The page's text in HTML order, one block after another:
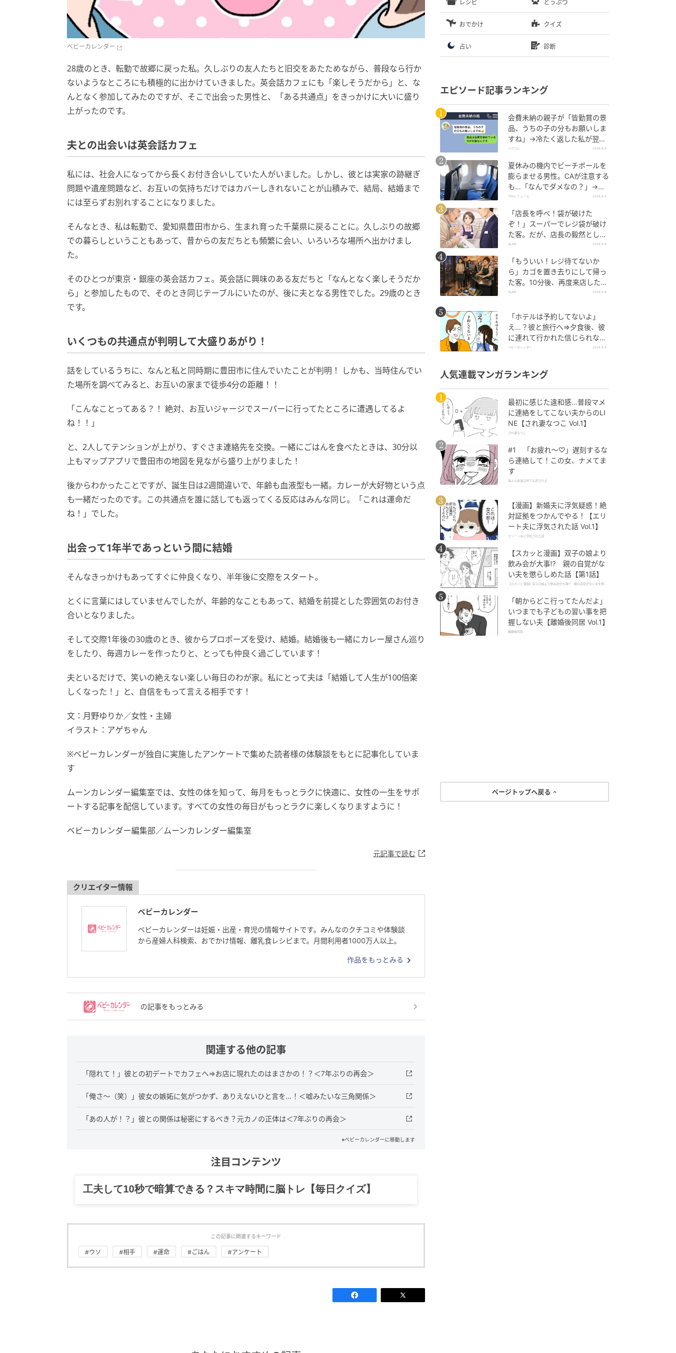
ベビーカレンダー
28歳のとき、転勤で故郷に戻った私。久しぶりの友人たちと旧交をあたためながら、普段なら行か
ないようなところにも積極的に出かけていきました。英会話カフェにも「楽しそうだから」と、な
んとなく参加してみたのですが、そこで出会った男性と、「ある共通点」をきっかけに大いに盛り
上がったのです。
夫との出会いは英会話カフェ
私には、社会人になってから長くお付き合いしていた人がいました。しかし、彼とは実家の跡継ぎ
問題や遺産問題など、お互いの気持ちだけではカバーしきれないことが山積みで、結局、結婚まで
には至らずお別れすることになりました。
そんなとき、私は転勤で、愛知県豊田市から、生まれ育った千葉県に戻ることに。久しぶりの故郷
での暮らしということもあって、昔からの友だちとも頻繁に会い、いろいろな場所へ出かけまし
た。
そのひとつが東京・銀座の英会話カフェ。英会話に興味のある友だちと「なんとなく楽しそうだか
ら」と参加したもので、そのとき同じテーブルにいたのが、後に夫となる男性でした。29歳のとき
です。
いくつもの共通点が判明して大盛りあがり！
話をしているうちに、なんと私と同時期に豊田市に住んでいたことが判明！ しかも、当時住んでい
た場所を調べてみると、お互いの家まで徒歩4分の距離！！
「こんなことってある？！ 絶対、お互いジャージでスーパーに行ってたところに遭遇してるよ
ね！！」
と、2人してテンションが上がり、すぐさま連絡先を交換。一緒にごはんを食べたときは、30分以
上もマップアプリで豊田市の地図を見ながら盛り上がりました！
後からわかったことですが、誕生日は2週間違いで、年齢も血液型も一緒。カレーが大好物という点
も一緒だったのです。この共通点を誰に話しても返ってくる反応はみんな同じ。「これは運命だ
ね！」でした。
出会って1年半であっという間に結婚
そんなきっかけもあってすぐに仲良くなり、半年後に交際をスタート。
とくに言葉にはしていませんでしたが、年齢的なこともあって、結婚を前提とした雰囲気のお付き
合いとなりました。
そして交際1年後の30歳のとき、彼からプロポーズを受け、結婚。結婚後も一緒にカレー屋さん巡り
をしたり、毎週カレーを作ったりと、とっても仲良く過ごしています！
夫といるだけで、笑いの絶えない楽しい毎日のわが家。私にとって夫は「結婚して人生が100倍楽
しくなった！」と、自信をもって言える相手です！
文：月野ゆりか／女性・主婦
イラスト：アゲちゃん
※ベビーカレンダーが独自に実施したアンケートで集めた読者様の体験談をもとに記事化していま
す
ムーンカレンダー編集室では、女性の体を知って、毎月をもっとラクに快適に、女性の一生をサポ
ートする記事を配信しています。すべての女性の毎日がもっとラクに楽しくなりますように！
ベビーカレンダー編集部／ムーンカレンダー編集室
元記事で読む
クリエイター情報
ベビーカレンダー
ベビーカレンダーは妊娠・出産・育児の情報サイトです。みんなのクチコミや体験談
から産婦人科検索、おでかけ情報、離乳食レシピまで。月間利用者1000万人以上。
作品をもっとみる
の記事をもっとみる
関連する他の記事
「隠れて！」彼との初デートでカフェへ⇒お店に現れたのはまさかの！？＜7年ぶりの再会＞
「俺さ～（笑）」彼女の嫉妬に気がつかず、ありえないひと言を…！＜嘘みたいな三角関係＞
「あの人が！？」彼との関係は秘密にするべき？元カノの正体は＜7年ぶりの再会＞
※ベビーカレンダーに移動します
注目コンテンツ
工夫して10秒で暗算できる？スキマ時間に脳トレ【毎日クイズ】
この記事に関連するキーワード
#ウソ #相手 #運命 #ごはん #アンケート
レシピ どうぶつ
おでかけ クイズ
占い 診断
エピソード記事ランキング
会費未納の親子が「皆勤賞の景
品、うちの子の分もお願いしま
すね」→冷たく返した私が翌日
謝った理由
ハウコレ 2026.8.8
夏休みの機内でビーチボールを
膨らませる男性。CAが注意する
も…「なんでダメなの？」→直
後、男性を一喝した人物とは？
TRILL ニュース 2026.8.8
「店長を呼べ！袋が破けた
ぞ！」スーパーでレジ袋が破け
た客。だが、店長の毅然とした
態度に空気が一変
GLAM 2026.8.8
「もういい！レジ待てないか
ら」カゴを置き去りにして帰っ
た客。10分後、再度来店した客
に告げた店員の一言
GLAM 2026.8.8
「ホテルは予約してないよ」
え…？彼と旅行へ⇒夕食後、彼
に連れて行かれた信じられない
場所
ベビーカレンダー 2026.8.8
人気連載マンガランキング
最初に感じた違和感…普段マメ
に連絡をしてこない夫からのLI
NE【され妻なつこ Vol.1】
され妻なつこ
#1 「お疲れ〜♡」遅刻するな
ら連絡して！この女、ナメてま
す
美人な友達は何でも許される
【漫画】新婚夫に浮気疑惑！絶
対証拠をつかんでやる！【エリ
ート夫に浮気された話 Vol.1】
エリート夫に浮気された話
【スカッと漫画】双子の娘より
飲み会が大事!? 親の自覚がな
い夫を懲らしめた話【第1話】
【スカッと漫画】双子の娘より飲み会が大事!? 親の自覚がない夫を懲ら
「朝からどこ行ってたんだよ」
いつまでも子どもの習い事を把
握しない夫【離婚後同居 Vol.1】
離婚後同居
ページトップへ戻る